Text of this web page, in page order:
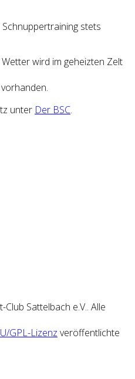
stets
wird im geheizten Zelt
unter Der BSC.
Sattelbach e.V.. Alle
GPL-Lizenz veröffentlichte